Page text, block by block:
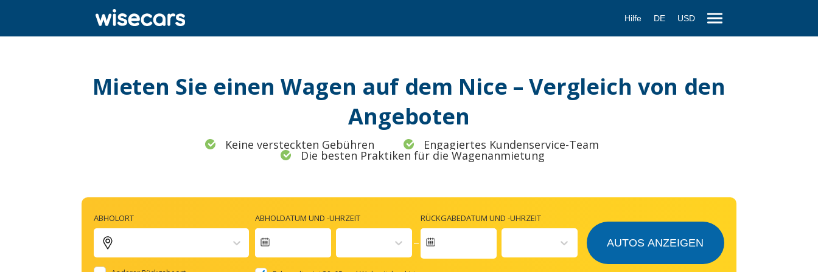
Hilfe DE USD
Mieten Sie einen Wagen auf dem Nice – Vergleich von den
Angeboten
Keine versteckten Gebühren Engagiertes Kundenservice-Team
Die besten Praktiken für die Wagenanmietung
ABHOLORT ABHOLDATUM UND -UHRZEIT RÜCKGABEDATUM UND -UHRZEIT
AUTOS ANZEIGEN